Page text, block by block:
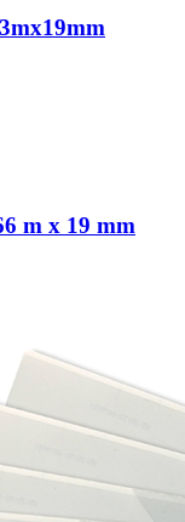
m x 19 mm